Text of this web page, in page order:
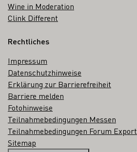
Wine in Moderation
Clink Different
Rechtliches
Impressum
Datenschutzhinweise
Erklärung zur Barrierefreiheit
Barriere melden
Fotohinweise
Teilnahmebedingungen Messen
Teilnahmebedingungen Forum Export
Sitemap